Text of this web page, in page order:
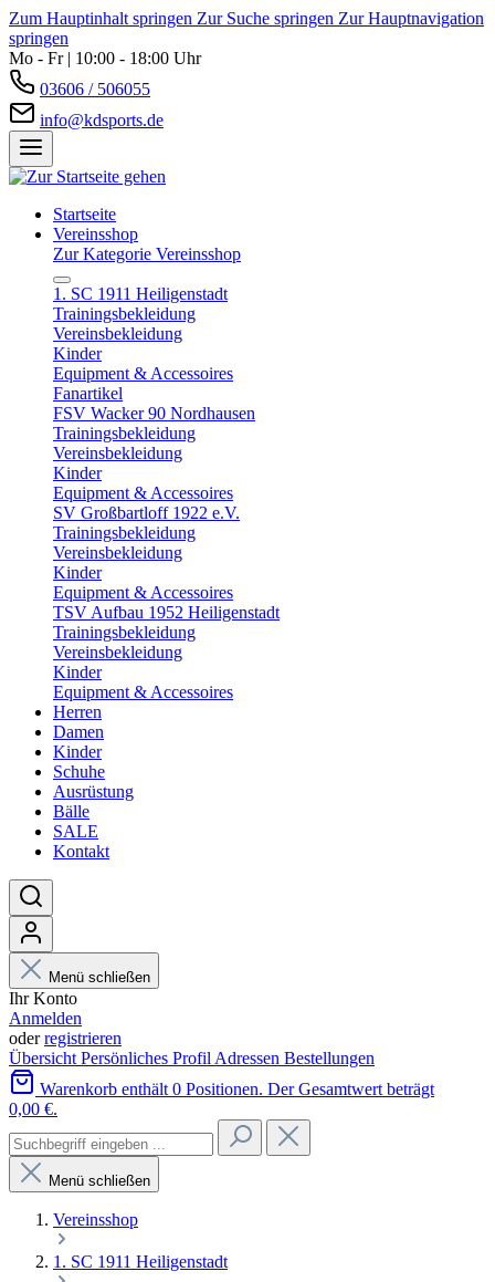
Zum Hauptinhalt springen Zur Suche springen Zur Hauptnavigation
springen
Mo - Fr | 10:00 - 18:00 Uhr
03606 / 506055
info@kdsports.de
Startseite
Vereinsshop
Zur Kategorie Vereinsshop
1. SC 1911 Heiligenstadt
Trainingsbekleidung
Vereinsbekleidung
Kinder
Equipment & Accessoires
Fanartikel
FSV Wacker 90 Nordhausen
Trainingsbekleidung
Vereinsbekleidung
Kinder
Equipment & Accessoires
SV Großbartloff 1922 e.V.
Trainingsbekleidung
Vereinsbekleidung
Kinder
Equipment & Accessoires
TSV Aufbau 1952 Heiligenstadt
Trainingsbekleidung
Vereinsbekleidung
Kinder
Equipment & Accessoires
Herren
Damen
Kinder
Schuhe
Ausrüstung
Bälle
SALE
Kontakt
Menü schließen
Ihr Konto
Anmelden
oderregistrieren
Übersicht Persönliches Profil Adressen Bestellungen
Warenkorb enthält 0 Positionen. Der Gesamtwert beträgt
0,00 €.
Menü schließen
Vereinsshop
1. SC 1911 Heiligenstadt